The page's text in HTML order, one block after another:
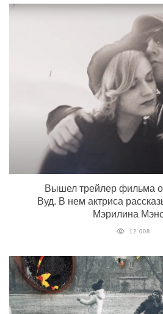
Вышел трейлер фильма
Вуд. В нем актриса
Мэрилина
12 008